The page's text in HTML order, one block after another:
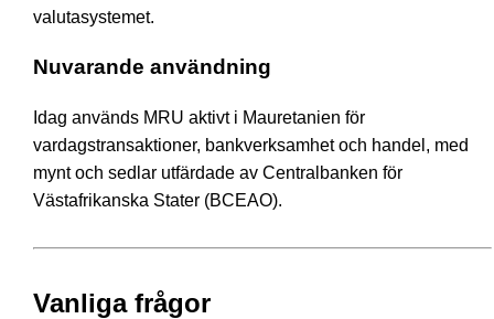
valutasystemet.
Nuvarande användning
Idag används MRU aktivt i Mauretanien för
vardagstransaktioner, bankverksamhet och handel, med
mynt och sedlar utfärdade av Centralbanken för
Västafrikanska Stater (BCEAO).
Vanliga frågor